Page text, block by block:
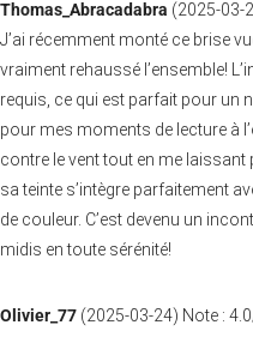
Thomas_Abracadabra (2025-03-
J’ai récemment monté ce brise
vraiment rehaussé l’ensemble!
requis, ce qui est parfait pour un
pour mes moments de lecture à
contre le vent tout en me laissant
sa teinte s’intègre parfaitement
de couleur. C’est devenu un
midis en toute sérénité!
Olivier_77 (2025-03-24) Note : 4.0